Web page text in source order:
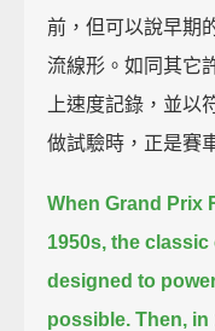
前，但可以說早期
流線形。如同其它
上速度記錄，並以
做試驗時，正是賽
When Grand Prix
1950s, the
designed to
possible. Then,